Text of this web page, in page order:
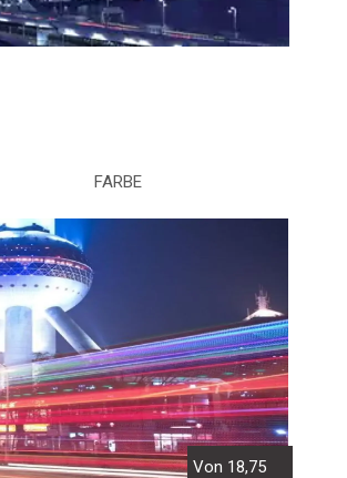
FARBE
Von 18,75